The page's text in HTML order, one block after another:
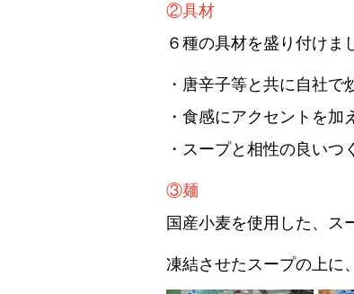
②具材
６種の具材を盛り付けま
・唐辛子等と共に自社
・食感にアクセントを
・スープと相性の良いつ
③麺
国産小麦を使用した、ス
凍結させたスープの上に